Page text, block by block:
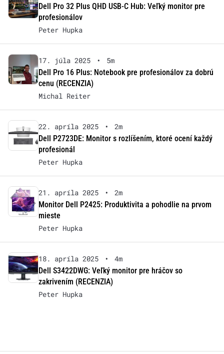
Dell Pro 32 Plus QHD USB-C Hub: Veľký monitor pre
profesionálov
Peter Hupka
17. júla 2025 •
5m
Dell Pro 16 Plus: Notebook pre profesionálov za dobrú
cenu (RECENZIA)
Michal Reiter
22. apríla 2025 •
2m
Dell P2723DE: Monitor s rozlíšením, ktoré ocení každý
profesionál
Peter Hupka
21. apríla 2025 •
2m
Monitor Dell P2425: Produktivita a pohodlie na prvom
mieste
Peter Hupka
18. apríla 2025 •
4m
Dell S3422DWG: Veľký monitor pre hráčov so
zakrivením (RECENZIA)
Peter Hupka